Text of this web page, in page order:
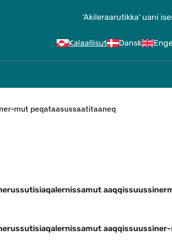
Kalaallisut Dansk
'Akileraarutikka' uani
mut peqataasussaatitaaneq